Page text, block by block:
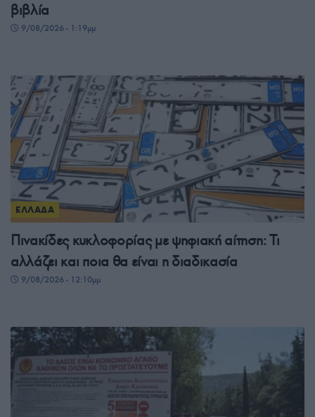
βιβλία
9/08/2026 - 1:19μμ
ΕΛΛΑΔΑ
Πινακίδες κυκλοφορίας με ψηφιακή αίτηση: Τι
αλλάζει και ποια θα είναι η διαδικασία
9/08/2026 - 12:10μμ